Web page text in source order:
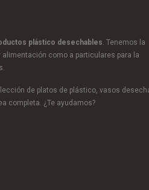
plástico desechables. Tenemos la
como a particulares para la
de platos de plástico, vasos
completa. ¿Te ayudamos?